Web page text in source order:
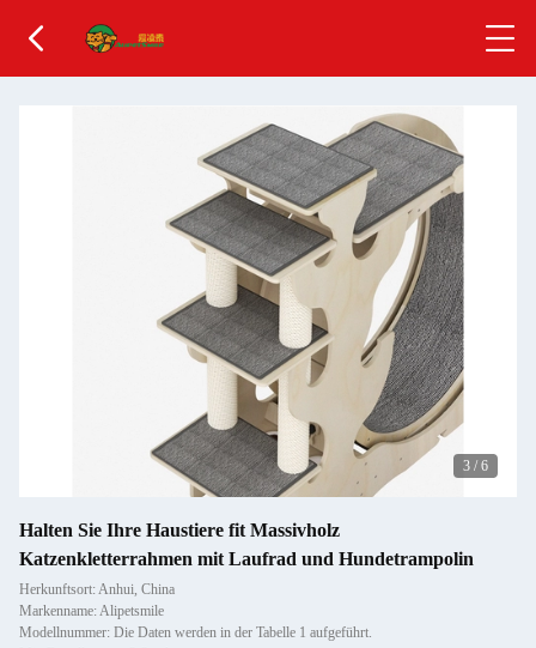
3 / 6
Halten Sie Ihre Haustiere fit Massivholz
Katzenkletterrahmen mit Laufrad und Hundetrampolin
Herkunftsort: Anhui, China
Markenname: Alipetsmile
Modellnummer: Die Daten werden in der Tabelle 1 aufgeführt.